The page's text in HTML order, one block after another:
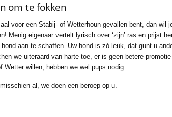
om te fokken
voor een Stabij- of Wetterhoun gevallen bent, dan wil
Menig eigenaar vertelt lyrisch over ‘zijn’ ras en prijst
aan te schaffen. Uw hond is zó leuk, dat gunt u
we uiteraard van harte toe, er is geen betere
Wetter willen, hebben we wel pups nodig.
al, we doen een beroep op u.